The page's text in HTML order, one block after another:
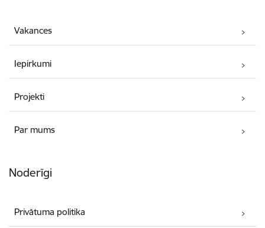
Vakances
Iepirkumi
Projekti
Par mums
Noderīgi
Privātuma politika